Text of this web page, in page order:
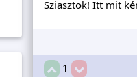
Sziasztok! Itt mit
1